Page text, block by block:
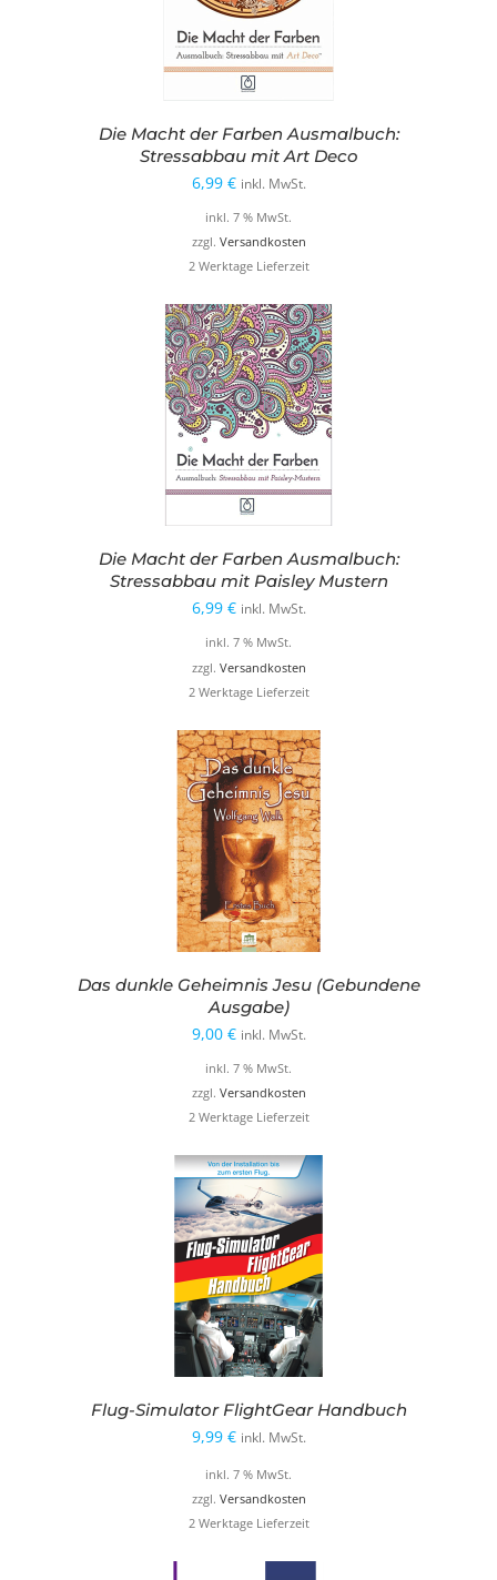
Die Macht der Farben Ausmalbuch:
Stressabbau mit Art Deco
6,99 € inkl. MwSt.
inkl. 7 % MwSt.
zzgl. Versandkosten
2 Werktage Lieferzeit
Die Macht der Farben Ausmalbuch:
Stressabbau mit Paisley Mustern
6,99 € inkl. MwSt.
inkl. 7 % MwSt.
zzgl. Versandkosten
2 Werktage Lieferzeit
Das dunkle Geheimnis Jesu (Gebundene
Ausgabe)
9,00 € inkl. MwSt.
inkl. 7 % MwSt.
zzgl. Versandkosten
2 Werktage Lieferzeit
Flug-Simulator FlightGear Handbuch
9,99 € inkl. MwSt.
inkl. 7 % MwSt.
zzgl. Versandkosten
2 Werktage Lieferzeit